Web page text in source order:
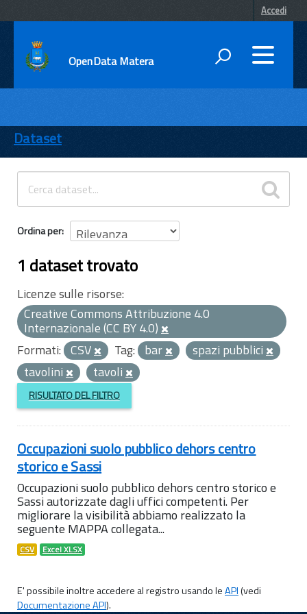
Accedi
OpenData Matera
ENTI
TEMI
INFORMAZIONI
Dataset
Ordina per
1 dataset trovato
Licenze sulle risorse:
Creative Commons Attribuzione 4.0
Internazionale (CC BY 4.0)
Formati: CSV Tag: bar
spazi pubblici
tavolini
tavoli
RISULTATO DEL FILTRO
Occupazioni suolo pubblico dehors centro
storico e Sassi
Occupazioni suolo pubblico dehors centro storico e
Sassi autorizzate dagli uffici competenti. Per
migliorare la visibilità abbiamo realizzato la
seguente MAPPA collegata...
CSV Excel XLSX
E' possibile inoltre accedere al registro usando leAPI(vedi
Documentazione API).